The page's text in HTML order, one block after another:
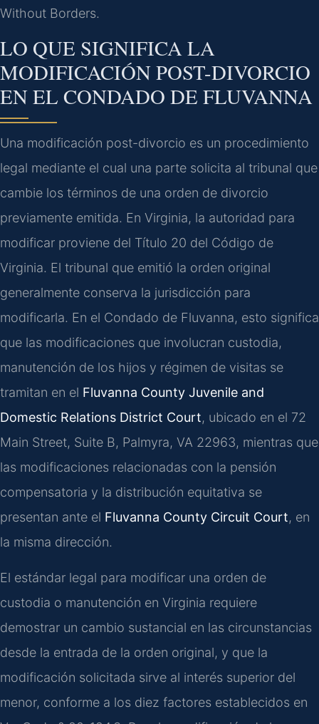
Without Borders.
LO QUE SIGNIFICA LA
MODIFICACIÓN POST-DIVORCIO
EN EL CONDADO DE FLUVANNA
Una modificación post-divorcio es un procedimiento
legal mediante el cual una parte solicita al tribunal que
cambie los términos de una orden de divorcio
previamente emitida. En Virginia, la autoridad para
modificar proviene del Título 20 del Código de
Virginia. El tribunal que emitió la orden original
generalmente conserva la jurisdicción para
modificarla. En el Condado de Fluvanna, esto significa
que las modificaciones que involucran custodia,
manutención de los hijos y régimen de visitas se
tramitan en el Fluvanna County Juvenile and
Domestic Relations District Court, ubicado en el 72
Main Street, Suite B, Palmyra, VA 22963, mientras que
las modificaciones relacionadas con la pensión
compensatoria y la distribución equitativa se
presentan ante el Fluvanna County Circuit Court, en
la misma dirección.
El estándar legal para modificar una orden de
custodia o manutención en Virginia requiere
demostrar un cambio sustancial en las circunstancias
desde la entrada de la orden original, y que la
modificación solicitada sirve al interés superior del
menor, conforme a los diez factores establecidos en